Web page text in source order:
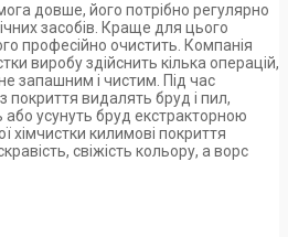
довше, його потрібно регулярно
засобів. Краще для цього
професійно очистить. Компанія
виробу здійснить кілька операцій,
запашним і чистим. Під час
покриття видалять бруд і пил,
усунуть бруд екстракторною
хімчистки килимові покриття
свіжість кольору, а ворс